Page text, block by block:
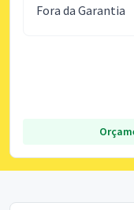
Fora da Garantia